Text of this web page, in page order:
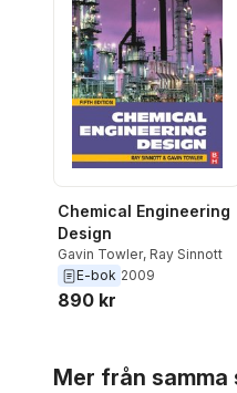
Chemical Engineering
Design
Gavin Towler, Ray Sinnott
E-bok 2009
890 kr
Mer från samma